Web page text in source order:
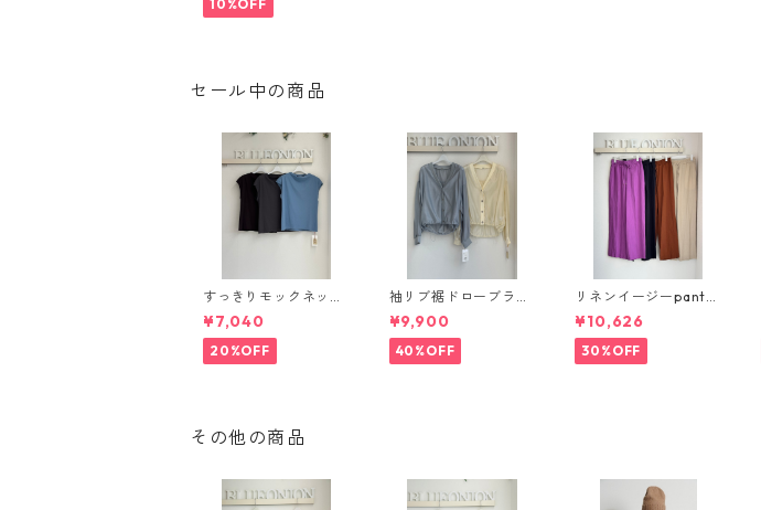
10%OFF
セール中の商品
すっきりモックネック
フレンチカットソー
（set up対応） 6269
97 PASSIONE
¥7,040
20%OFF
袖リブ裾ドローブラウ
スカーディガン 61694
7 passione 001-2601
¥9,900
40%OFF
リネンイージーpants
626604 passione
¥10,626
30%OFF
その他の商品